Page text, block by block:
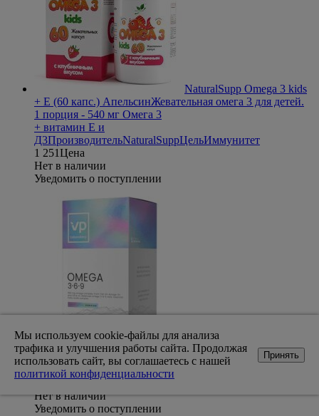
NaturalSupp Omega 3 kids
+ E (60 капс.) АпельсинЖевательная омега 3 для детей.
1 порция - 540 мг Омега 3
+ витамин Е и
Д3ПроизводительNaturalSuppЦельИммунитет
1 251Цена
Нет в наличии
Уведомить о поступлении
VP Lab Omega 3-6-9 (60
капс)Комплекс незаменимых жирных
кислот.ПроизводительVP Laboratory
(Великобритания)ЦельИммунитет
719Цена
Нет в наличии
Уведомить о поступлении
Мы используем cookie-файлы для анализа
трафика и улучшения работы сайта. Продолжая
использовать сайт, вы соглашаетесь с нашей
политикой конфиденциальности
Принять